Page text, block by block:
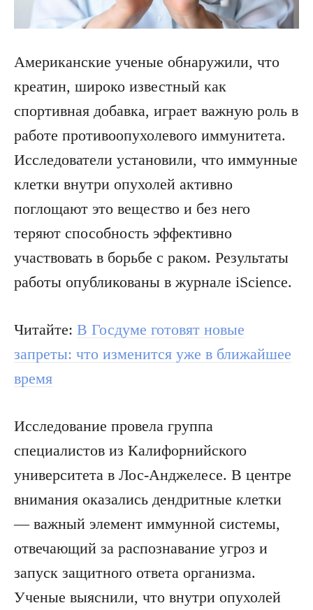
Американские ученые обнаружили, что
креатин, широко известный как
спортивная добавка, играет важную роль в
работе противоопухолевого иммунитета.
Исследователи установили, что иммунные
клетки внутри опухолей активно
поглощают это вещество и без него
теряют способность эффективно
участвовать в борьбе с раком. Результаты
работы опубликованы в журнале iScience.
Читайте: В Госдуме готовят новые
запреты: что изменится уже в ближайшее
время
Исследование провела группа
специалистов из Калифорнийского
университета в Лос-Анджелесе. В центре
внимания оказались дендритные клетки
— важный элемент иммунной системы,
отвечающий за распознавание угроз и
запуск защитного ответа организма.
Ученые выяснили, что внутри опухолей